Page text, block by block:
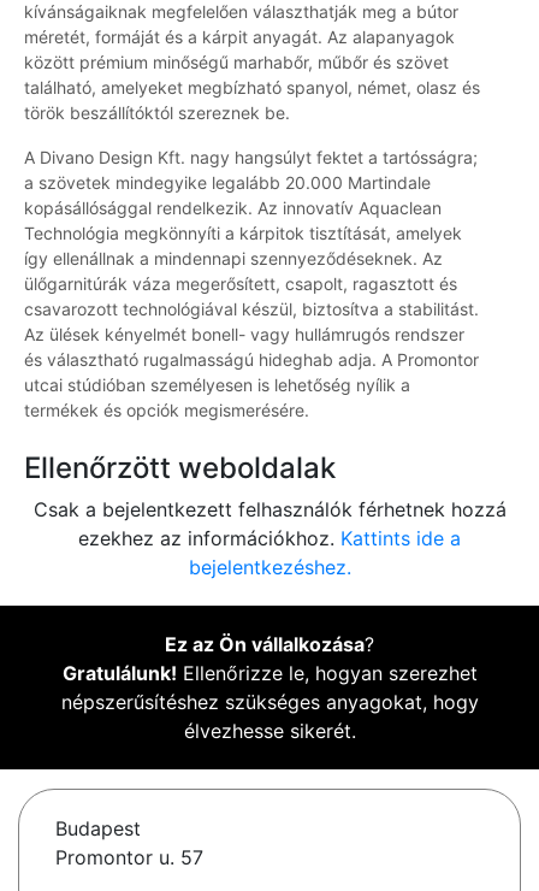
kívánságaiknak megfelelően választhatják meg a bútor
méretét, formáját és a kárpit anyagát. Az alapanyagok
között prémium minőségű marhabőr, műbőr és szövet
található, amelyeket megbízható spanyol, német, olasz és
török beszállítóktól szereznek be.
A Divano Design Kft. nagy hangsúlyt fektet a tartósságra;
a szövetek mindegyike legalább 20.000 Martindale
kopásállósággal rendelkezik. Az innovatív Aquaclean
Technológia megkönnyíti a kárpitok tisztítását, amelyek
így ellenállnak a mindennapi szennyeződéseknek. Az
ülőgarnitúrák váza megerősített, csapolt, ragasztott és
csavarozott technológiával készül, biztosítva a stabilitást.
Az ülések kényelmét bonell- vagy hullámrugós rendszer
és választható rugalmasságú hideghab adja. A Promontor
utcai stúdióban személyesen is lehetőség nyílik a
termékek és opciók megismerésére.
Ellenőrzött weboldalak
Csak a bejelentkezett felhasználók férhetnek hozzá
ezekhez az információkhoz. Kattints ide a
bejelentkezéshez.
Ez az Ön vállalkozása?
Gratulálunk! Ellenőrizze le, hogyan szerezhet
népszerűsítéshez szükséges anyagokat, hogy
élvezhesse sikerét.
Budapest
Promontor u. 57